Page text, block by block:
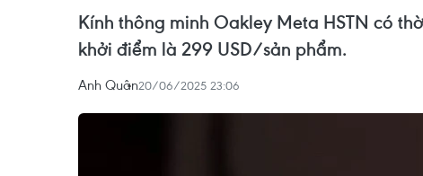
Kính thông minh Oakley Meta HSTN có
khởi điểm là 299 USD/sản phẩm.
Anh Quân20/06/2025 23:06